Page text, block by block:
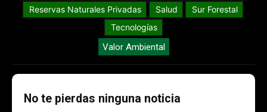
Reservas Naturales Privadas
Salud
Sur Forestal
Tecnologías
Valor Ambiental
No te pierdas ninguna noticia